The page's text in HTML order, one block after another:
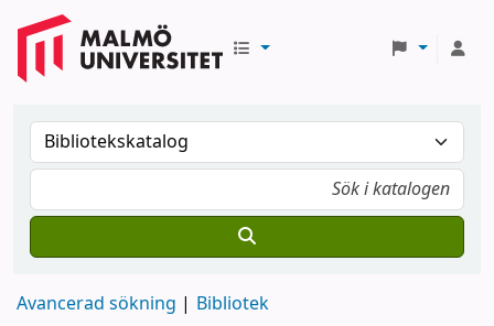
Avancerad sökning Bibliotek